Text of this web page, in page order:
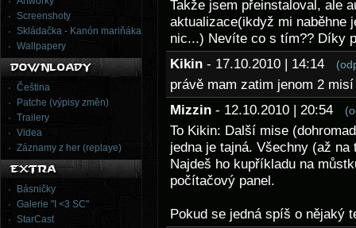
Screenshoty
Skládačka - Kanón mariňáka
Wallpapery
Čeština
Patche (výpisy změn)
Trailery
Videa
Záznamy z her (replaye)
Básničky
Galerie "I <3 SC"
StarCast
Takže jsem přeinstaloval, ale
aktualizace(ikdyž mi naběhne
nic...) Nevíte co s tím?? Díky
Kikin - 17.10.2010 | 14:14
právě mam zatim jenom 2
Mizzin - 12.10.2010 | 20:54
To Kikin: Další mise
jedna je tajná. Všechny (až
Najdeš ho kupříkladu na
počítačový panel.
Pokud se jedná spíš o nějaký